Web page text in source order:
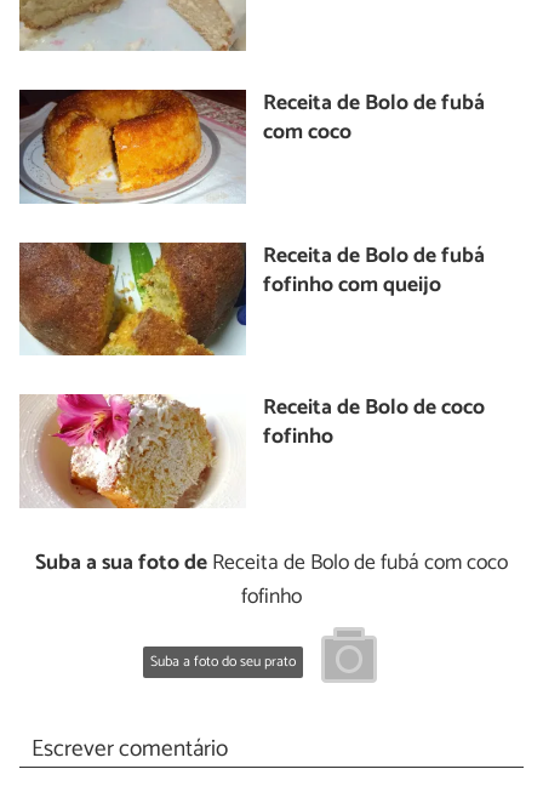
Receita de Bolo de fubá
com coco
Receita de Bolo de fubá
fofinho com queijo
Receita de Bolo de coco
fofinho
Suba a sua foto deReceita de Bolo de fubá com coco
fofinho
Suba a foto do seu prato
Escrever comentário